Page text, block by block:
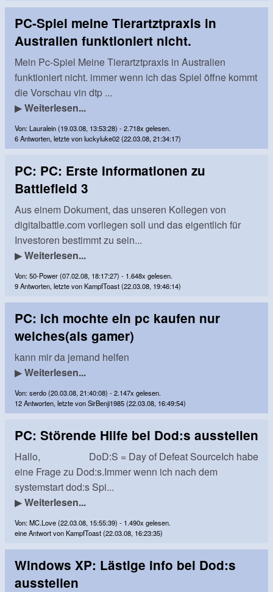
PC-Spiel meine Tierartztpraxis in
Australien funktioniert nicht.
Mein Pc-Spiel Meine Tierartztpraxis in Australien
funktioniert nicht. immer wenn ich das Spiel öffne kommt
die Vorschau vin dtp ...
▶Weiterlesen...
Von: Lauralein (19.03.08, 13:53:28) - 2.718x gelesen.
6 Antworten, letzte von luckyluke02 (22.03.08, 21:34:17)
PC: PC: Erste Informationen zu
Battlefield 3
Aus einem Dokument, das unseren Kollegen von
digitalbattle.com vorliegen soll und das eigentlich für
Investoren bestimmt zu sein...
▶Weiterlesen...
Von: 50-Power (07.02.08, 18:17:27) - 1.648x gelesen.
9 Antworten, letzte von KampfToast (22.03.08, 19:46:14)
PC: ich mochte ein pc kaufen nur
welches(als gamer)
kann mir da jemand helfen
▶Weiterlesen...
Von: serdo (20.03.08, 21:40:08) - 2.147x gelesen.
12 Antworten, letzte von SirBenji1985 (22.03.08, 16:49:54)
PC: Störende Hilfe bei Dod:s ausstellen
Hallo, DoD:S = Day of Defeat SourceIch habe
eine Frage zu Dod:s.Immer wenn ich nach dem
systemstart dod:s Spi...
▶Weiterlesen...
Von: MC.Love (22.03.08, 15:55:39) - 1.490x gelesen.
eine Antwort von KampfToast (22.03.08, 16:23:35)
Windows XP: Lästige info bei Dod:s
ausstellen